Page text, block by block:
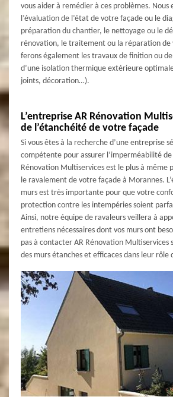
vous aider à remédier à ces problèmes. Nous
l’évaluation de l’état de votre façade ou le
préparation du chantier, le nettoyage ou le
rénovation, le traitement ou la réparation de
ferons également les travaux de finition ou
d’une isolation thermique extérieure
joints, décoration…).
L’entreprise AR Rénovation
de l’étanchéité de votre façade
Si vous êtes à la recherche d’une entreprise
compétente pour assurer l’imperméabilité
Rénovation Multiservices est le plus à même
le ravalement de votre façade à Morannes.
murs est très importante pour que votre
protection contre les intempéries soient
Ainsi, notre équipe de ravaleurs veillera à
entretiens nécessaires dont vos murs ont
pas à contacter AR Rénovation Multiservices
des murs étanches et efficaces dans leur rôle